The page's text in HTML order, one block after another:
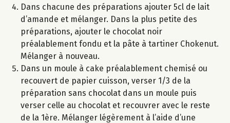
Dans chacune des préparations ajouter 5cl de lait
d’amande et mélanger. Dans la plus petite des
préparations, ajouter le chocolat noir
préalablement fondu et la pâte à tartiner Chokenut.
Mélanger à nouveau.
Dans un moule à cake préalablement chemisé ou
recouvert de papier cuisson, verser 1/3 de la
préparation sans chocolat dans un moule puis
verser celle au chocolat et recouvrer avec le reste
de la 1ère. Mélanger légèrement à l’aide d’une